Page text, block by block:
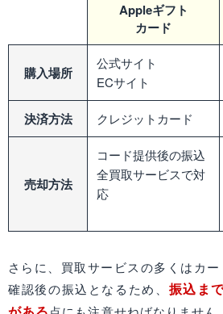
Appleギフト
カード
購入場所
公式サイト
ECサイト
決済方法 クレジットカード
売却方法
コード提供後の振込
全買取サービスで対
応
さらに、買取サービスの多くはカ
確認後の振込となるため、 振込ま